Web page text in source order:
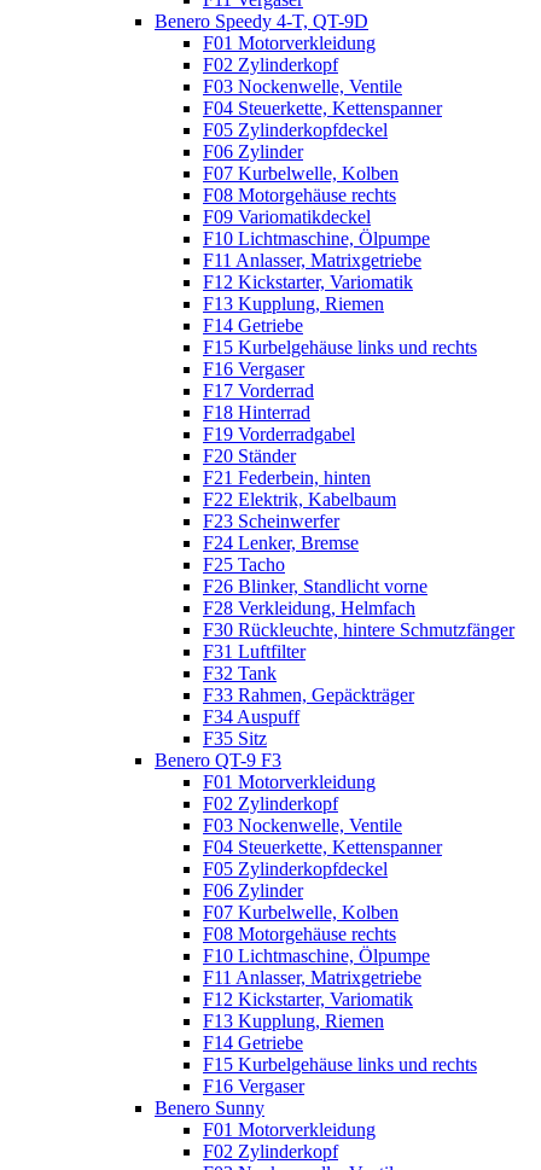
Benero Speedy 4-T, QT-9D
F01 Motorverkleidung
F02 Zylinderkopf
F03 Nockenwelle, Ventile
F04 Steuerkette, Kettenspanner
F05 Zylinderkopfdeckel
F06 Zylinder
F07 Kurbelwelle, Kolben
F08 Motorgehäuse rechts
F09 Variomatikdeckel
F10 Lichtmaschine, Ölpumpe
F11 Anlasser, Matrixgetriebe
F12 Kickstarter, Variomatik
F13 Kupplung, Riemen
F14 Getriebe
F15 Kurbelgehäuse links und rechts
F16 Vergaser
F17 Vorderrad
F18 Hinterrad
F19 Vorderradgabel
F20 Ständer
F21 Federbein, hinten
F22 Elektrik, Kabelbaum
F23 Scheinwerfer
F24 Lenker, Bremse
F25 Tacho
F26 Blinker, Standlicht vorne
F28 Verkleidung, Helmfach
F30 Rückleuchte, hintere Schmutzfänger
F31 Luftfilter
F32 Tank
F33 Rahmen, Gepäckträger
F34 Auspuff
F35 Sitz
Benero QT-9 F3
F01 Motorverkleidung
F02 Zylinderkopf
F03 Nockenwelle, Ventile
F04 Steuerkette, Kettenspanner
F05 Zylinderkopfdeckel
F06 Zylinder
F07 Kurbelwelle, Kolben
F08 Motorgehäuse rechts
F10 Lichtmaschine, Ölpumpe
F11 Anlasser, Matrixgetriebe
F12 Kickstarter, Variomatik
F13 Kupplung, Riemen
F14 Getriebe
F15 Kurbelgehäuse links und rechts
F16 Vergaser
Benero Sunny
F01 Motorverkleidung
F02 Zylinderkopf